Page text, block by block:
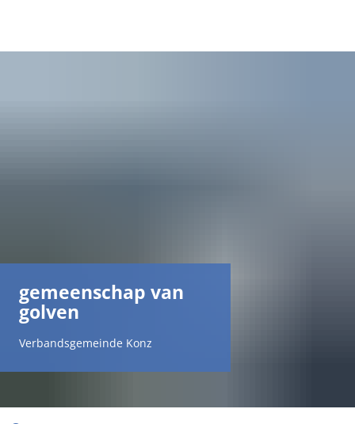
gemeenschap van
golven
Verbandsgemeinde Konz